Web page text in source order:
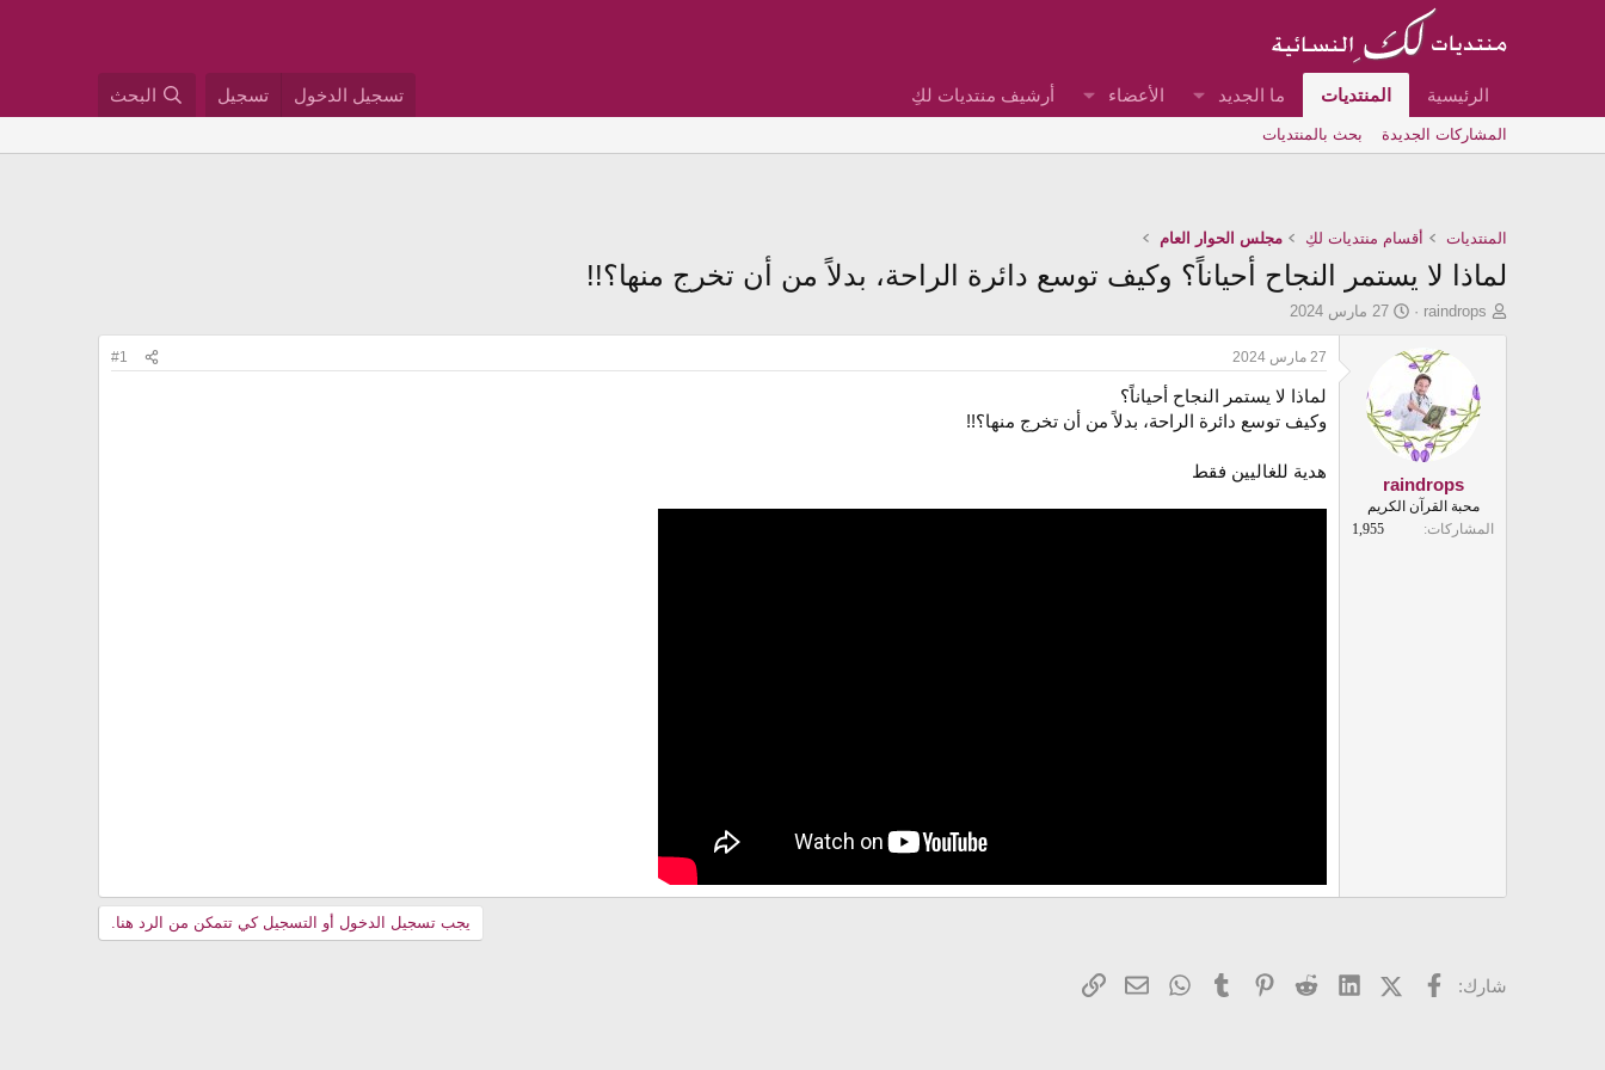
الرئيسية المنتديات ما الجديد الأعضاء أرشيف منتديات لكِ تسجيل الدخول تسجيل البحث
المشاركات الجديدة بحث بالمنتديات
المنتديات أقسام منتديات لكِ مجلس الحوار العام
لماذا لا يستمر النجاح أحياناً؟ وكيف توسع دائرة الراحة، بدلاً من أن تخرج منها؟!!
ب
ع
raindrops
ت
ا
ل
د
ء
27 مارس 2024
raindrops
محبة القرآن الكريم
المشاركات
1,955
27 مارس 2024 #1
لماذا لا يستمر النجاح أحياناً؟
وكيف توسع دائرة الراحة، بدلاً من أن تخرج منها؟!!
هدية للغاليين فقط
يجب تسجيل الدخول أو التسجيل كي تتمكن من الرد هنا.
شارك: فيسبوكX (Twitter)
LinkedIn
Reddit
Pinterest
Tumblr
WhatsApp
البريد الإلكتروني
الرابط